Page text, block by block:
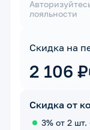
лояльности
Скидка на
2 106 ₽
Скидка от
3% от 2